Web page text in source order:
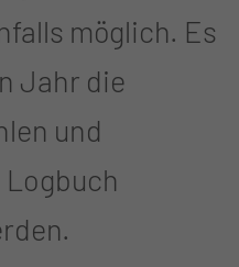
möglich. Es
Jahr die
und